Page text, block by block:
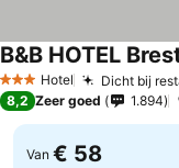
3 SterrenHotel Dicht bij
B&B HOTEL
8,2 Zeer goed 1.894
Van € 58